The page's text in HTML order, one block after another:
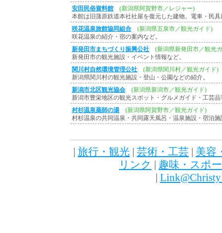
安田民俗資料館
(新潟県阿賀野市／レジャー)
本館は旧蒲原鉄道本社社屋を復元した建物。電車・民
咲花温泉旅館協同組合
(新潟県五泉市／観光ガイド)
咲花温泉の紹介・宿の案内など。
新発田市まちづくり振興公社
(新潟県新発田市／観光
新発田市の観光施設・イベント情報など。
関川村自然環境管理公社
(新潟県関川村／観光ガイド)
新潟県関川村の観光施設・登山・公園などの紹介。
新潟市北区観光協会
(新潟県新潟市／観光ガイド)
新潟市豊栄地区の観光スポット・グルメガイド・工芸
村杉温泉薬師の湯
(新潟県阿賀野市／観光ガイド)
村杉温泉の共同温泉・共同露天風呂・温泉施設・宿泊
| 旅行・観光 | 芸術・工芸 | 美容
リンク | 趣味・スポ
|